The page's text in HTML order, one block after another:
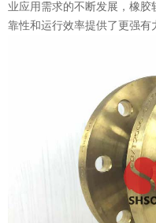
业应用需求的不断发展，橡
靠性和运行效率提供了更强有